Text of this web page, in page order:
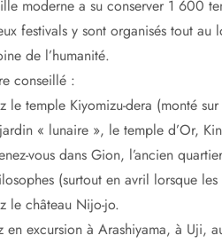
du point de vue touristique. Se
à merveille.
Kyoto
Où loger ?
Osaka et Köbe